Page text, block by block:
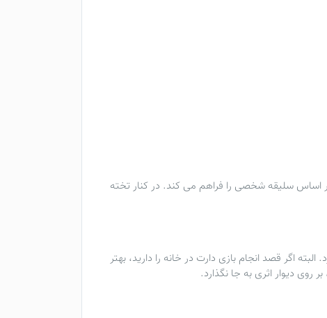
اساس سلیقه شخصی را فراهم می کند. در کنار تخته
اگر قصد انجام بازی دارت در خانه را دارید، بهتر
روی دیوار اثری به جا نگذارد.